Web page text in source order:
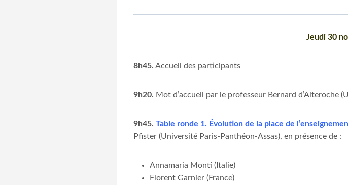
Jeudi 30
8h45. Accueil des participants
9h20. Mot d’accueil par le professeur Bernard d’Alteroche
9h45. Table ronde 1. Évolution de la place de
Pfister (Université Paris-Panthéon-Assas), en présence de :
Annamaria Monti (Italie)
Florent Garnier (France)